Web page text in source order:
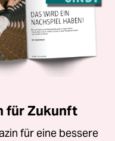
für Zukunft
für eine bessere